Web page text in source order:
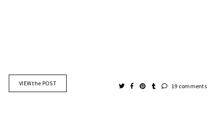
VIEW the POST 19 comments